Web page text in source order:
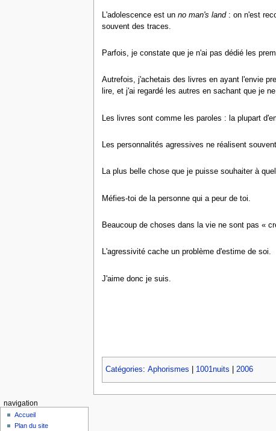
L'adolescence est un no man's land: on n'est
souvent des traces.
Parfois, je constate que je n'ai pas dédié les
Autrefois, j'achetais des livres en ayant l'envie
lire, et j'ai regardé les autres en sachant que je
Les livres sont comme les paroles : la plupart
Les personnalités agressives ne réalisent
La plus belle chose que je puisse souhaiter à
Méfies-toi de la personne qui a peur de toi.
Beaucoup de choses dans la vie ne sont pas «
L'agressivité cache un problème d'estime de soi.
J'aime donc je suis.
Catégories: Aphorismes 1001nuits 2006
navigation
Accueil
Plan du site